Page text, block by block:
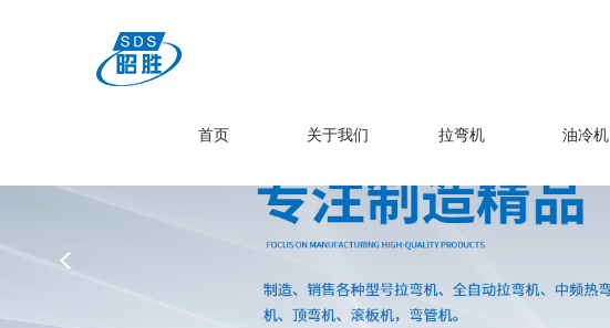
首页 关于我们 拉弯机 油冷机
关于我们
材料加工